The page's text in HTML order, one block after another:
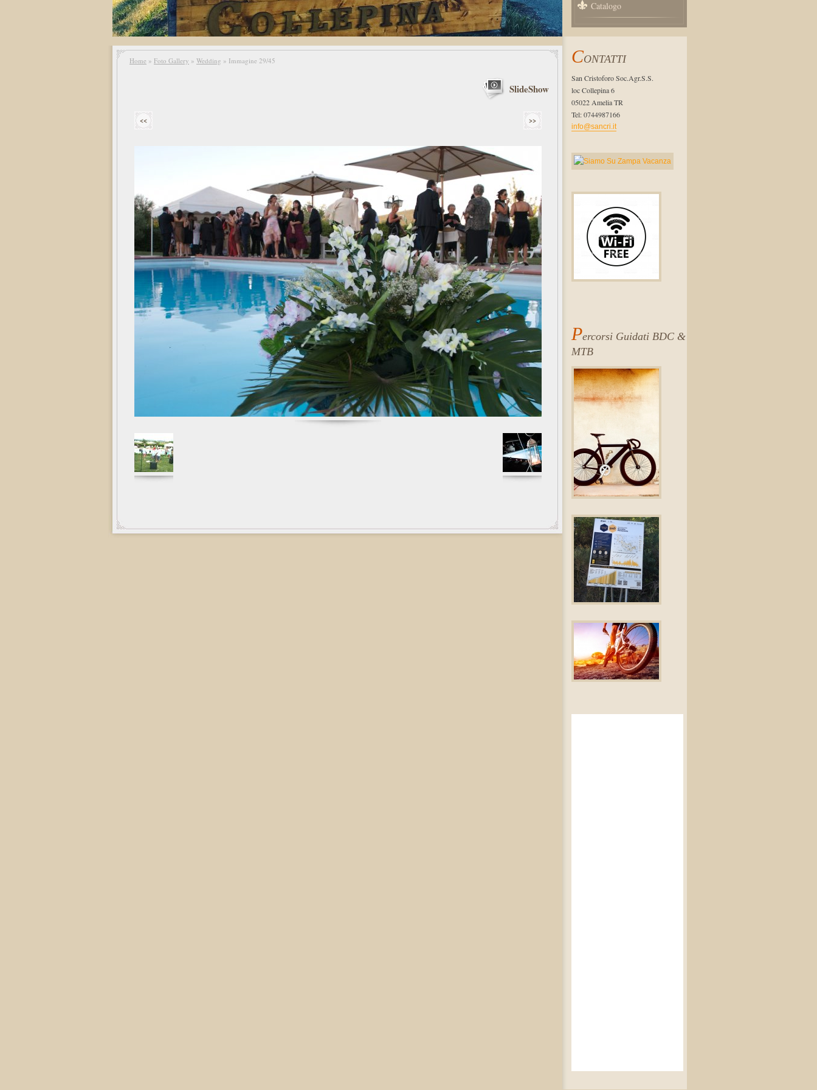
Home » Foto Gallery » Wedding » Immagine 29/45
SlideShow
<< >>
Catalogo
CONTATTI
San Cristoforo Soc.Agr.S.S.
loc Collepina 6
05022 Amelia TR
Tel: 0744987166
info@sancri.it
Percorsi Guidati BDC &
MTB